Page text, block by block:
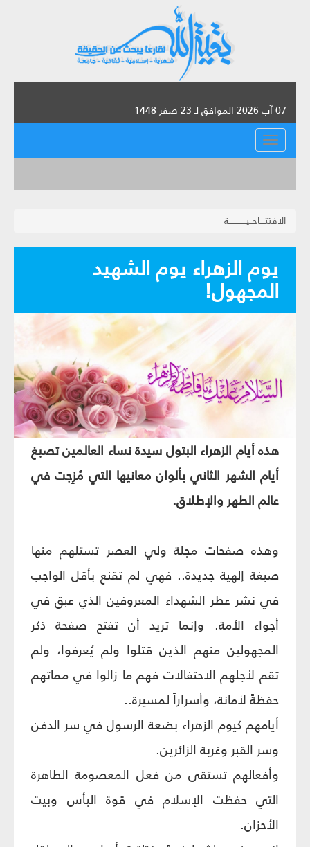
07 آب 2026 الموافق لـ 23 صفر 1448
القائمة
الافتتــــاحــيـــــــــــــة
يوم الزهراء يوم الشهيد
المجهول!
هذه أيام الزهراء البتول سيدة نساء العالمين تصبغ
أيام الشهر الثاني بألوان معانيها التي مُزِجت في
عالم الطهر والإطلاق.
وهذه صفحات مجلة ولي العصر تستلهم منها
صبغة إلهية جديدة.. فهي لم تقنع بأقل الواجب
في نشر عطر الشهداء المعروفين الذي عبق في
أجواء الأمة. وإنما تريد أن تفتح صفحة ذكر
المجهولين منهم الذين قتلوا ولم يُعرفوا، ولم
تقم لأجلهم الاحتفالات فهم ما زالوا في مماتهم
حفظةً لأمانة، وأسراراً لمسيرة..
أيامهم كيوم الزهراء بضعة الرسول في سر الدفن
وسر القبر وغربة الزائرين.
وأفعالهم تستقى من فعل المعصومة الطاهرة
التي حفظت الإسلام في قوة البأس وبيت
الأحزان.